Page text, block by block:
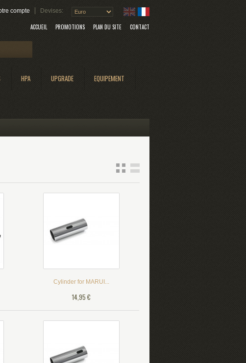
Devises:
compte
ACCUEIL PROMOTIONS PLAN DU SITE CONTACT
HPA UPGRADE EQUIPEMENT
Cylinder for MARUI...
14,95 €